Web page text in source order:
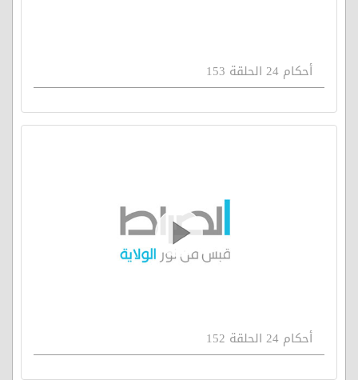
أحكام 24 الحلقة 153
أحكام 24 الحلقة 152